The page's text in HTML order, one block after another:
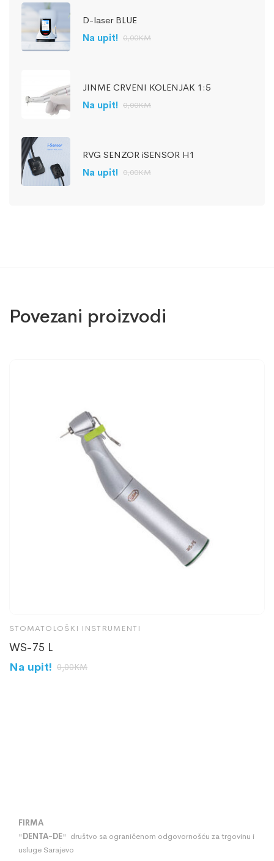
D-laser BLUE
Na upit! 0,00KM
JINME CRVENI KOLENJAK 1:5
Na upit! 0,00KM
RVG SENZOR iSENSOR H1
Na upit! 0,00KM
Povezani proizvodi
STOMATOLOŠKI INSTRUMENTI
WS-75 L
Na upit! 0,00KM
FIRMA
"DENTA-DE" društvo sa ograničenom odgovornošću za trgovinu i
usluge Sarajevo